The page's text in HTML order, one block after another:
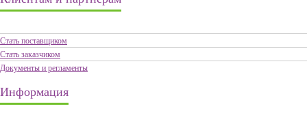
Стать поставщиком
Стать заказчиком
Документы и регламенты
Информация